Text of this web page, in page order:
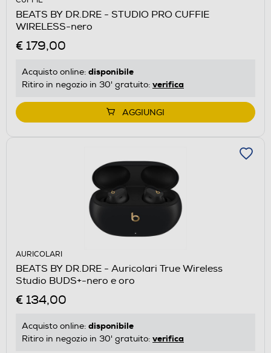
BEATS BY DR.DRE - STUDIO PRO CUFFIE
WIRELESS-nero
€ 179,00
Acquisto online: disponibile
Ritiro in negozio in 30' gratuito: verifica
AGGIUNGI
AURICOLARI
BEATS BY DR.DRE - Auricolari True Wireless
Studio BUDS+-nero e oro
€ 134,00
Acquisto online: disponibile
Ritiro in negozio in 30' gratuito: verifica